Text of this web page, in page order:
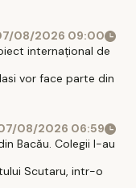
08/2026 09:00
internațional de
vor face parte din
08/2026 06:59
Bacău. Colegii l-au
Scutaru, intr-o